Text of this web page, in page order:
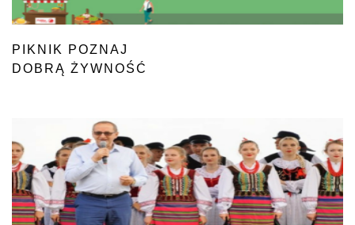
PIKNIK POZNAJ
DOBRĄ ŻYWNOŚĆ